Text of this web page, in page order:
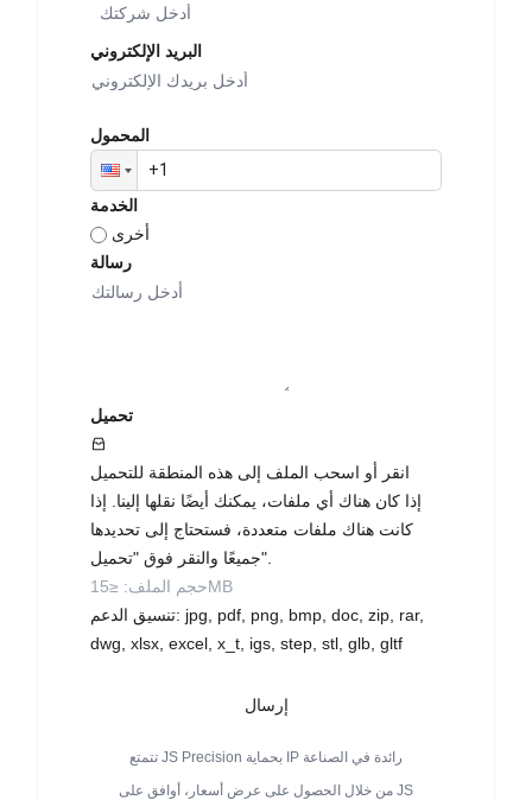
البريد الإلكتروني
المحمول
الخدمة
أخرى
رسالة
تحميل
انقر أو اسحب الملف إلى هذه المنطقة للتحميل
إذا كان هناك أي ملفات، يمكنك أيضًا نقلها إلينا. إذا
كانت هناك ملفات متعددة، فستحتاج إلى تحديدها
جميعًا والنقر فوق "تحميل".
حجم الملف: ≤15MB
تنسيق الدعم: jpg, pdf, png, bmp, doc, zip, rar,
dwg, xlsx, excel, x_t, igs, step, stl, glb, gltf
إرسال
تتمتع JS Precision بحماية IP رائدة في الصناعة
من خلال الحصول على عرض أسعار، أوافق على JS